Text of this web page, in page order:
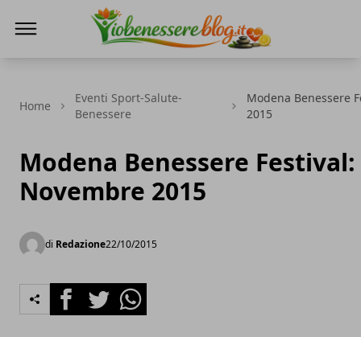
Home
Eventi Sport-Salute-
Benessere
Modena Benessere
2015
Modena Benessere Festival:
Novembre 2015
di Redazione22/10/2015
FacebookTwitterWhatsapp